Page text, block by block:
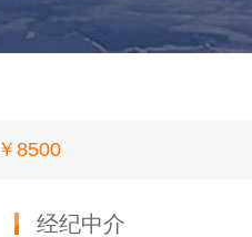
￥8500
经纪中介